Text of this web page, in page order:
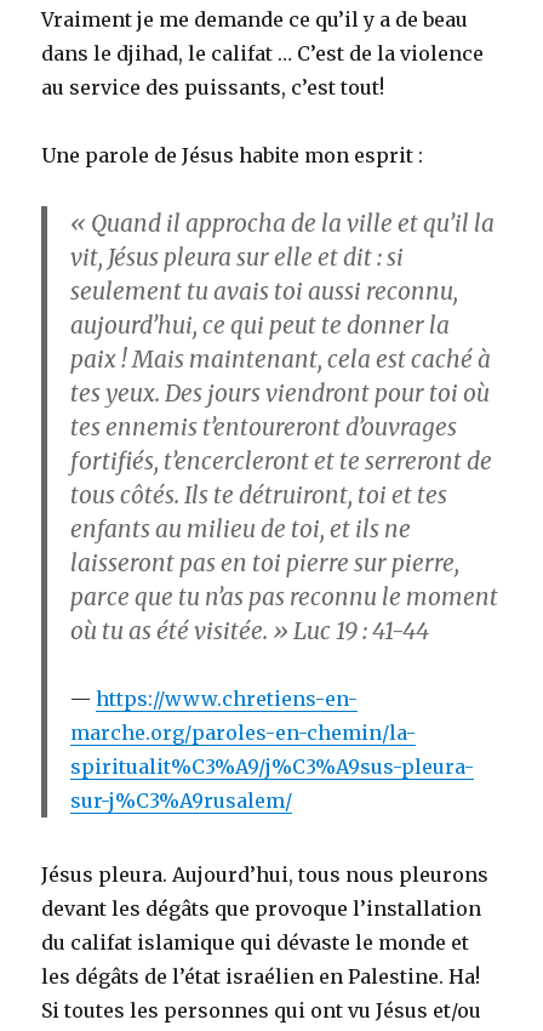
Vraiment je me demande ce qu’il y a de beau
dans le djihad, le califat … C’est de la violence
au service des puissants, c’est tout!
Une parole de Jésus habite mon esprit :
« Quand il approcha de la ville et qu’il la
vit, Jésus pleura sur elle et dit : si
seulement tu avais toi aussi reconnu,
aujourd’hui, ce qui peut te donner la
paix ! Mais maintenant, cela est caché à
tes yeux. Des jours viendront pour toi où
tes ennemis t’entoureront d’ouvrages
fortifiés, t’encercleront et te serreront de
tous côtés. Ils te détruiront, toi et tes
enfants au milieu de toi, et ils ne
laisseront pas en toi pierre sur pierre,
parce que tu n’as pas reconnu le moment
où tu as été visitée. » Luc 19 : 41-44
https://www.chretiens-en-
marche.org/paroles-en-chemin/la-
spiritualit%C3%A9/j%C3%A9sus-pleura-
sur-j%C3%A9rusalem/
Jésus pleura. Aujourd’hui, tous nous pleurons
devant les dégâts que provoque l’installation
du califat islamique qui dévaste le monde et
les dégâts de l’état israélien en Palestine. Ha!
Si toutes les personnes qui ont vu Jésus et/ou